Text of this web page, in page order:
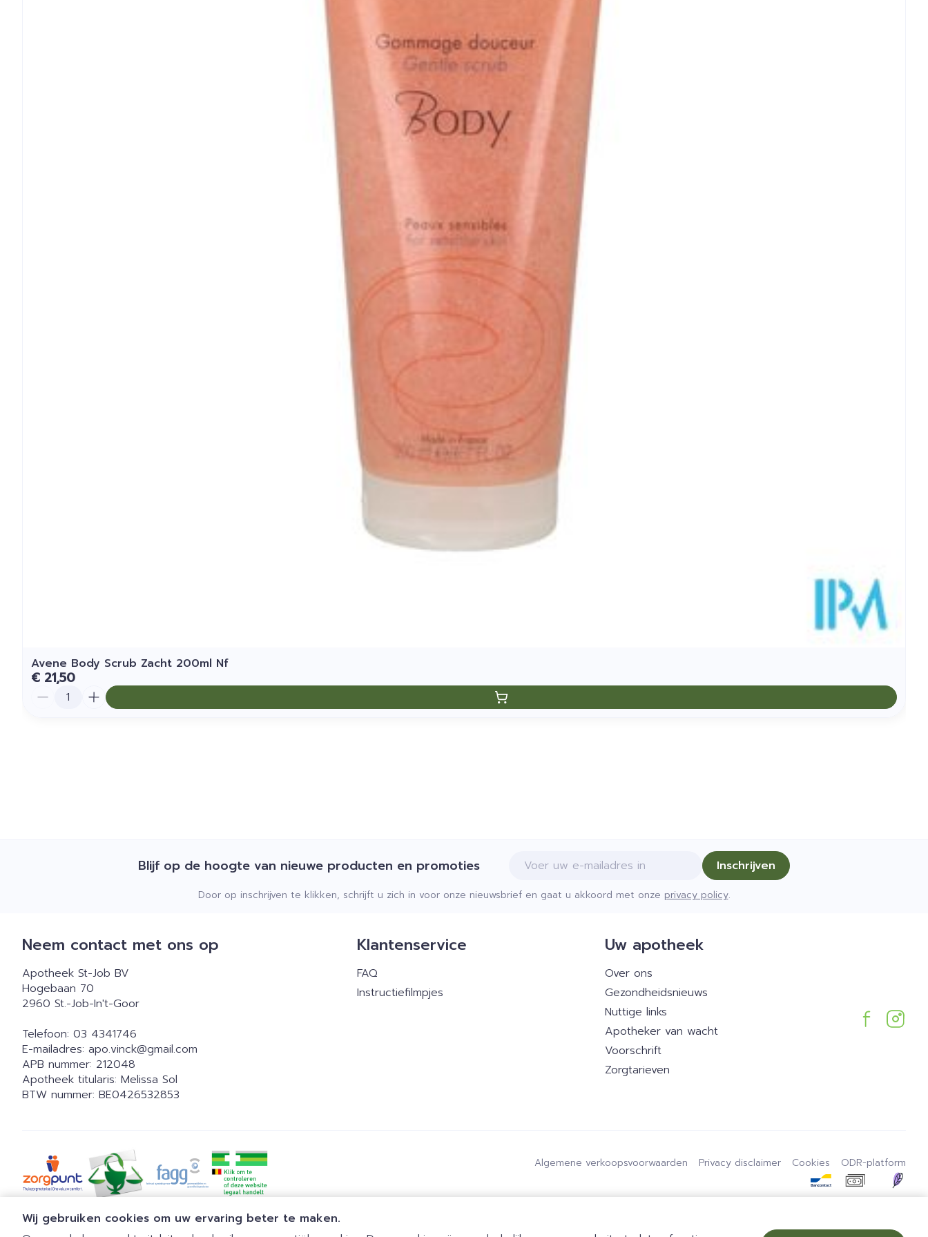
Wij gebruiken cookies om uw ervaring beter te maken.
Avene Body Scrub Zacht 200ml Nf
€ 21,50
Blijf op de hoogte van nieuwe producten en promoties Inschrijven
Door op inschrijven te klikken, schrijft u zich in voor onze nieuwsbrief en gaat u akkoord met onze privacy policy.
Neem contact met ons op
Apotheek St-Job BV
Hogebaan 70
2960 St.-Job-In't-Goor
Telefoon: 03 4341746
E-mailadres: apo.vinck@gmail.com
APB nummer: 212048
Apotheek titularis: Melissa Sol
BTW nummer: BE0426532853
Klantenservice
FAQ
Instructiefilmpjes
Uw apotheek
Over ons
Gezondheidsnieuws
Nuttige links
Apotheker van wacht
Voorschrift
Zorgtarieven
Algemene verkoopsvoorwaarden Privacy disclaimer Cookies ODR-platform